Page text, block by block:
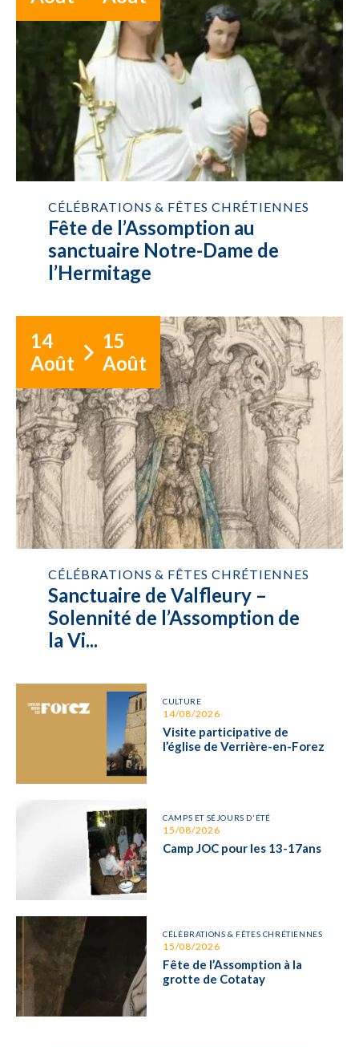
CÉLÉBRATIONS & FÊTES CHRÉTIENNES
Fête de l’Assomption au
sanctuaire Notre-Dame de
l’Hermitage
14
Août
15
Août
CÉLÉBRATIONS & FÊTES CHRÉTIENNES
Sanctuaire de Valfleury –
Solennité de l’Assomption de
la Vi...
CULTURE
14/08/2026
Visite participative de
l’église de Verrière-en-Forez
CAMPS ET SÉJOURS D'ÉTÉ
15/08/2026
Camp JOC pour les 13-17ans
CÉLÉBRATIONS & FÊTES CHRÉTIENNES
15/08/2026
Fête de l’Assomption à la
grotte de Cotatay